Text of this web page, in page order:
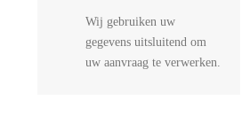
Wij gebruiken uw
gegevens uitsluitend om
uw aanvraag te verwerken.